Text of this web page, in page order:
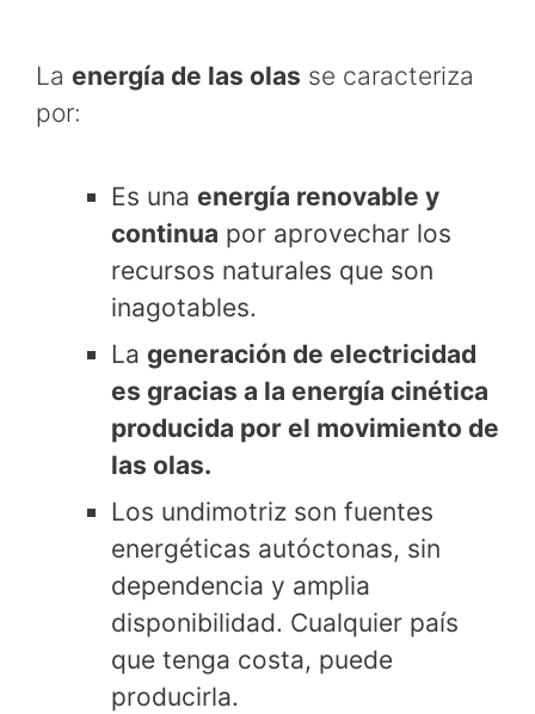
La energía de las olas se caracteriza
por:
Es una energía renovable y
continua por aprovechar los
recursos naturales que son
inagotables.
La generación de electricidad
es gracias a la energía cinética
producida por el movimiento de
las olas.
Los undimotriz son fuentes
energéticas autóctonas, sin
dependencia y amplia
disponibilidad. Cualquier país
que tenga costa, puede
producirla.